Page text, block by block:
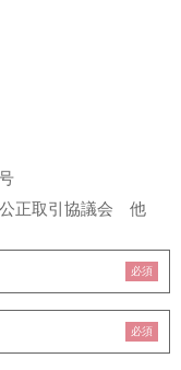
公正取引協議会他
必須
必須